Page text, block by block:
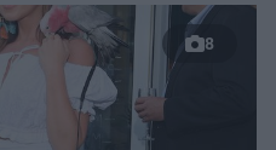
Kamińska-Radomska 8